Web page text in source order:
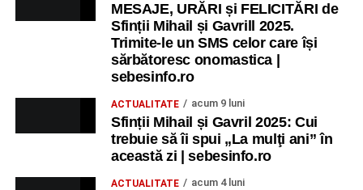
MESAJE, URĂRI și FELICITĂRI de
Sfinții Mihail și Gavrill 2025.
Trimite-le un SMS celor care își
sărbătoresc onomastica |
sebesinfo.ro
ACTUALITATE acum 9 luni
Sfinții Mihail și Gavril 2025: Cui
trebuie să îi spui „La mulţi ani” în
această zi | sebesinfo.ro
ACTUALITATE acum 4 luni